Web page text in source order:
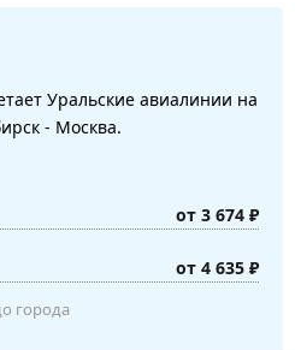
Уральские авиалинии на
- Москва.
от 3 674 ₽
от 4 635 ₽
города